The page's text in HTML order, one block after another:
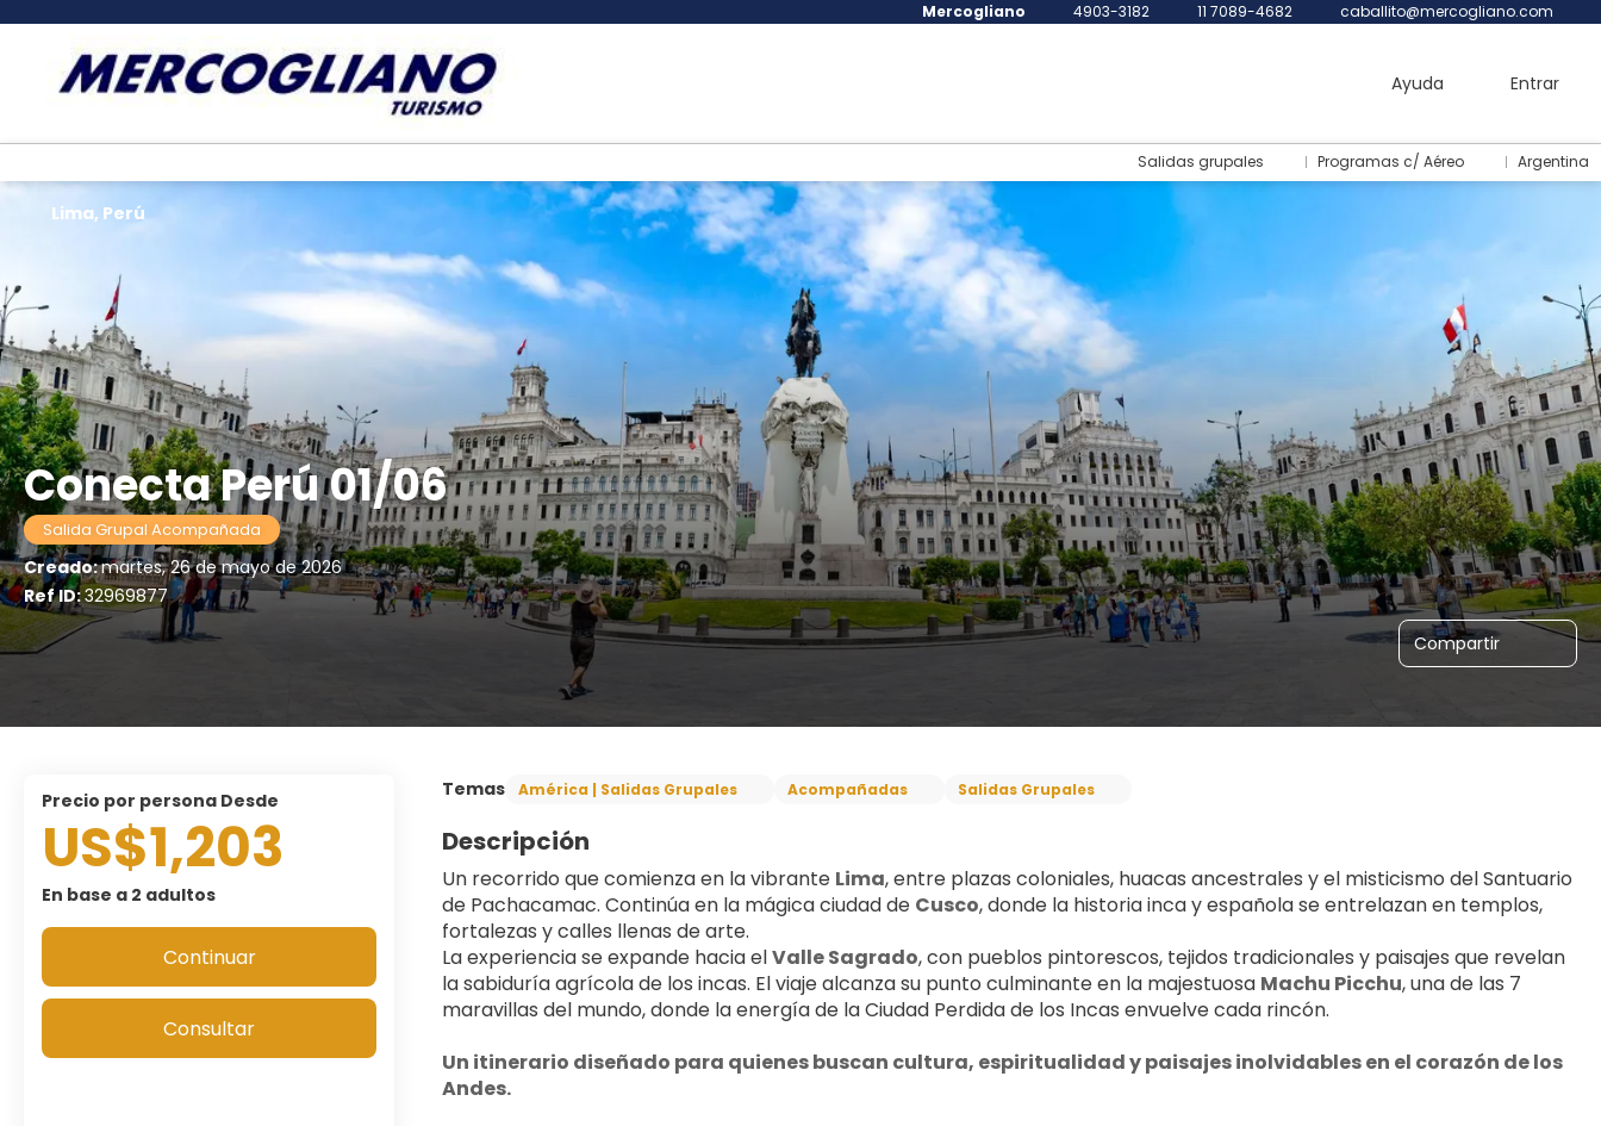
Mercogliano 4903-3182 11 7089-4682 caballito@mercogliano.com
Ayuda Entrar
Salidas grupales Programas c/ Aéreo Argentina
Conecta Perú 01/06
Salida Grupal Acompañada
Creado:martes, 26 de mayo de 2026
Ref ID:32969877
Compartir
Lima, Perú
Temas América | Salidas Grupales Acompañadas Salidas Grupales
Descripción
Un recorrido que comienza en la vibrante Lima, entre plazas coloniales, huacas ancestrales y el misticismo del Santuario
de Pachacamac. Continúa en la mágica ciudad de Cusco, donde la historia inca y española se entrelazan en templos,
fortalezas y calles llenas de arte.
La experiencia se expande hacia el Valle Sagrado, con pueblos pintorescos, tejidos tradicionales y paisajes que revelan
la sabiduría agrícola de los incas. El viaje alcanza su punto culminante en la majestuosa Machu Picchu, una de las 7
maravillas del mundo, donde la energía de la Ciudad Perdida de los Incas envuelve cada rincón.
Un itinerario diseñado para quienes buscan cultura, espiritualidad y paisajes inolvidables en el corazón de los
Andes.
precio por persona Desde
US$1,203
En base a 2 adultos
Continuar
Consultar